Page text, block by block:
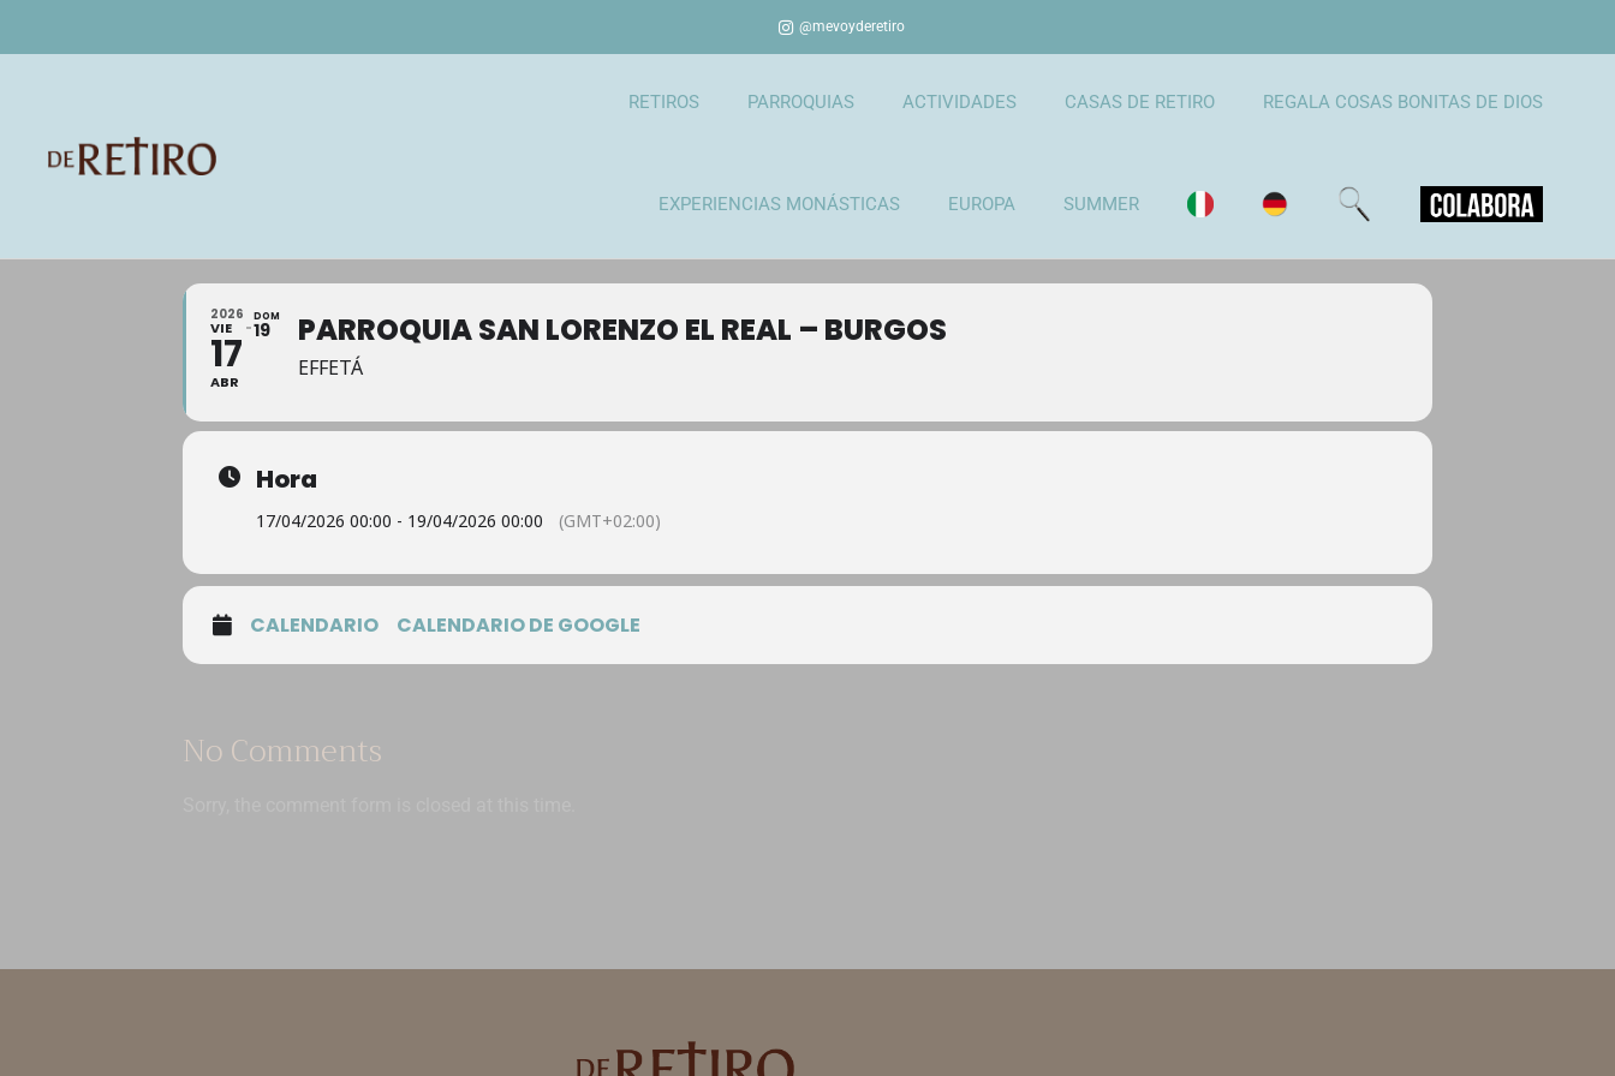
@mevoyderetiro
RETIROS PARROQUIAS ACTIVIDADES CASAS DE RETIRO REGALA COSAS BONITAS DE DIOS
EXPERIENCIAS MONÁSTICAS EUROPA SUMMER
2026
VIE
17
ABR
DOM
19 PARROQUIA SAN LORENZO EL REAL – BURGOS
EFFETÁ
Hora
17/04/2026 00:00 - 19/04/2026 00:00 (GMT+02:00)
CALENDARIO CALENDARIO DE GOOGLE
No Comments